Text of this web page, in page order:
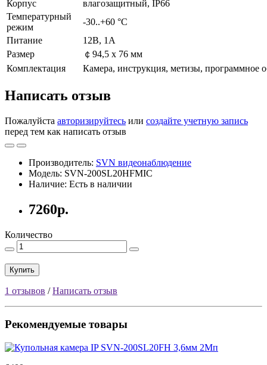
Корпус
влагозащитный, IP66
Температурный
режим
-30..+60 °С
Питание
12В, 1А
Размер
￠94,5 x 76 мм
Комплектация
Камера, инструкция, метизы, программное
Написать отзыв
Пожалуйста авторизируйтесь или создайте учетную запись
перед тем как написать отзыв
Производитель: SVN видеонаблюдение
Модель: SVN-200SL20HFMIC
Наличие: Есть в наличии
7260р.
Количество
Купить
1 отзывов /Написать отзыв
Рекомендуемые товары